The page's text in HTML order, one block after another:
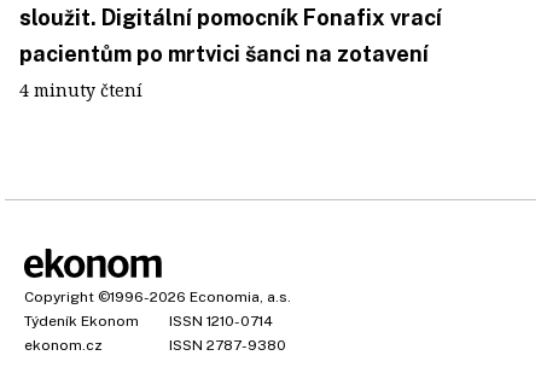
sloužit. Digitální pomocník Fonafix vrací
pacientům po mrtvici šanci na zotavení
4 minuty čtení
Copyright ©1996-2026 Economia, a.s.
Týdeník Ekonom
ISSN 1210-0714
ekonom.cz
ISSN 2787-9380